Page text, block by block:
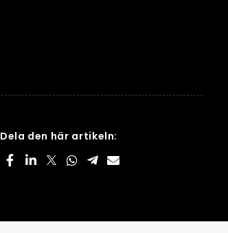
Dela den här artikeln: